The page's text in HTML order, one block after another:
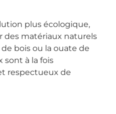
plus écologique,
des matériaux naturels
bois ou la ouate de
sont à la fois
respectueux de